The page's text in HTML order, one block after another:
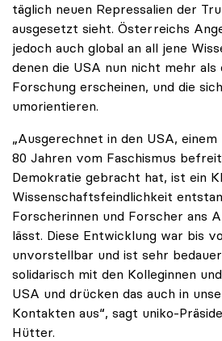
täglich neuen Repressalien der
ausgesetzt sieht. Österreichs
jedoch auch global an all jene
denen die USA nun nicht mehr als
Forschung erscheinen, und die
umorientieren.
„Ausgerechnet in den USA, einem
80 Jahren vom Faschismus
Demokratie gebracht hat, ist ein
Wissenschaftsfeindlichkeit
Forscherinnen und Forscher ans
lässt. Diese Entwicklung war bis
unvorstellbar und ist sehr
solidarisch mit den Kolleginnen
USA und drücken das auch in
Kontakten aus“, sagt uniko-
Hütter.